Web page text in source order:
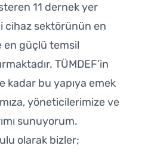
11 dernek yer
cihaz sektörünün en
en güçlü temsil
TÜMDEF’in
bu yapıya emek
yöneticilerimize ve
sunuyorum.
olarak bizler;